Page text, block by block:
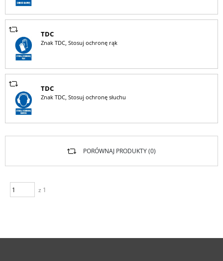
TDC
Znak TDC, Stosuj ochronę rąk
TDC
Znak TDC, Stosuj ochronę słuchu
z 1
PORÓWNAJ PRODUKTY (0)